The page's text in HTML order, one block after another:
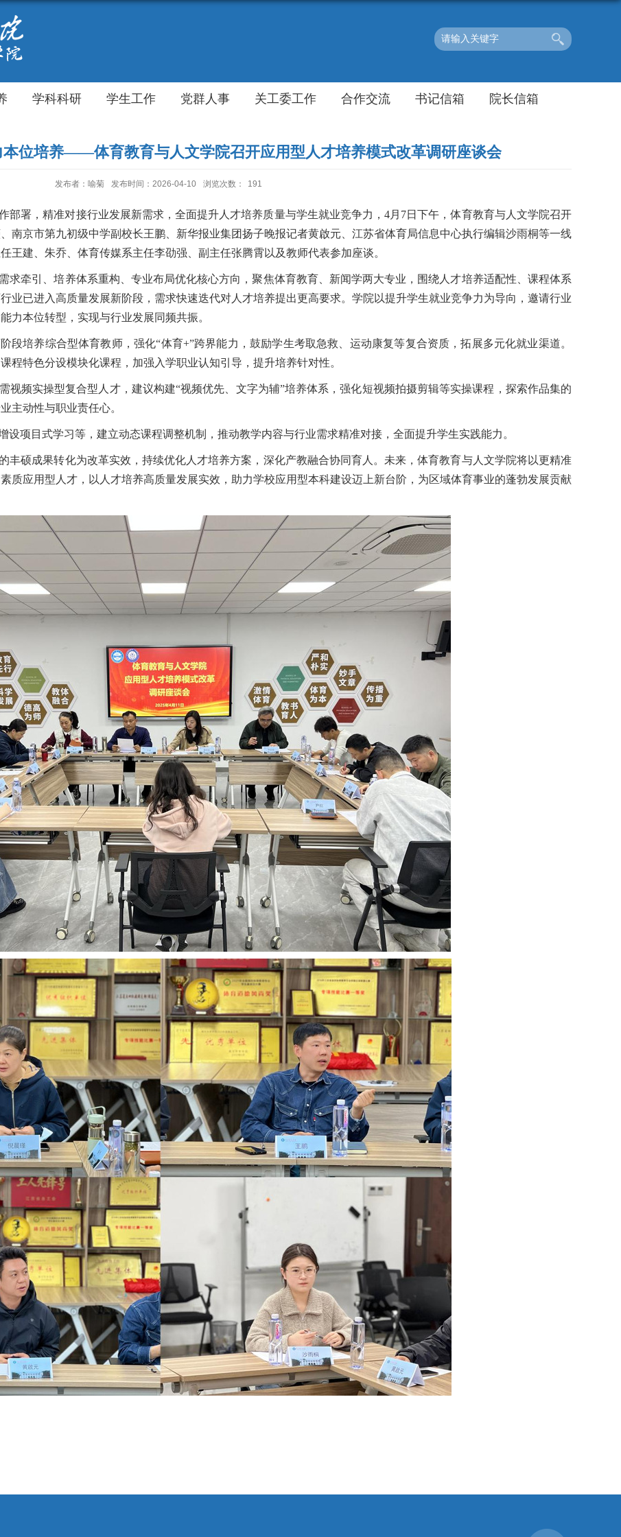
学科科研 学生工作 党群人事 关工委工作 合作交流 书记信箱 院长信箱
位培养——体育教育与人文学院召开应用型人才培养模式改革调研座谈会
发布者：喻菊 发布时间：2026-04-10 浏览次数： 191
部署，精准对接行业发展新需求，全面提升人才培养质量与学生就业竞争力，4月 7日下午，体育教育与人文学院召开
南京市第九初级中学副校长王鹏、新华报业集团扬子晚报记者黄啟元、江苏省体育局信息中心执行编辑沙雨桐等一线
王建 朱乔、 体育传媒系主任李劭强、副主任张腾霄以及教师代表参加座谈。
求牵引、培养体系重构、专业布局优化核心方向，聚焦体育教育、新闻学两大专业，围绕人才培养适配性、课程体系
业已进入高质量发展新阶段，需求快速迭代对人才培养提出更高要求。学院以提升学生就业竞争力为导向，邀请行业
力本位转型，实现与行业发展同频共振。
段培养综合型体育教师，强化“体育+”跨界能力，鼓励学生考取急救、运动康复等复合资质，拓展多元化就业渠道。
课程特色分设模块化课程，加强入学职业认知引导，提升培养针对性。
视频实操型复合型人才，建议构建“视频优先、文字为辅”培养体系，强化短视频拍摄剪辑等实操课程，探索作品集的
主动性与职业责任心。
设项目式学习等 ，建立动态课程调整机制，推动教学内容与行业需求精准对接，全面提升学生实践能力。
丰硕成果转化为改革实效，持续优化人才培养方案，深化产教融合协同育人。未来，体育教育与人文学院将以更精准
质应用型人才，以人才培养高质量发展实效，助力学校应用型本科建设迈上新台阶，为区域体育事业的蓬勃发展贡献